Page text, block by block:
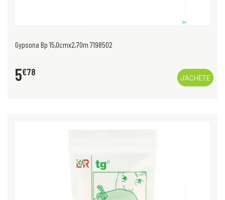
Gypsona Bp 15,0cmx2,70m 7198502
5€78
J’ACHÈTE